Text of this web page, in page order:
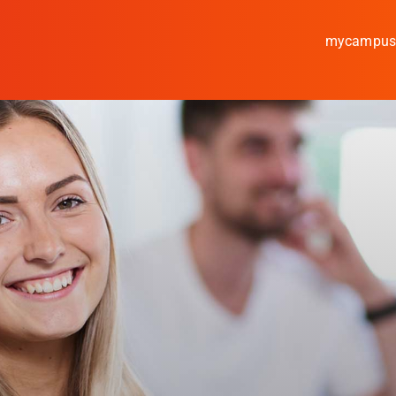
mycampus
Studieren
Forschen
Kooperieren
Hochschule Coburg
Regionalentwicklung
Entdecke die Region